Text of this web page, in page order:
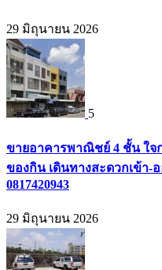
29 มิถุนายน 2026
5
ขายอาคารพาณิชย์ 4 ชั้น ใจ
ของกิน เดินทางสะดวกเข้า-
0817420943
29 มิถุนายน 2026